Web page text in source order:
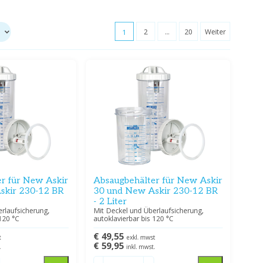
1 2 ... 20 Weiter
für New Askir
230-12 BR
°C
Absaugbehälter für New Askir
30 und New Askir 230-12 BR
- 2 Liter
Mit Deckel und Überlaufsicherung,
autoklavierbar bis 120 °C
€ 49,55 exkl. mwst
€ 59,95 inkl. mwst.